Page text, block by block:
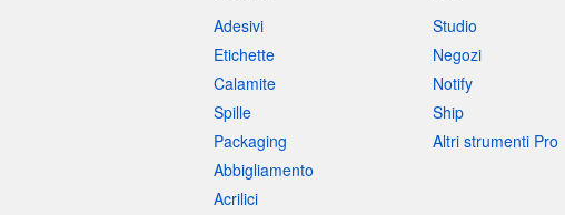
Adesivi
Etichette
Calamite
Spille
Packaging
Abbigliamento
Acrilici
Studio
Negozi
Notify
Ship
Altri strumenti Pro